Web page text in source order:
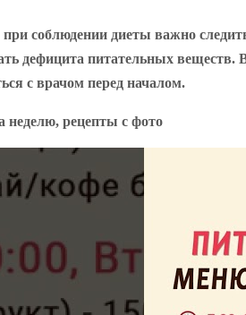
соблюдении диеты важно
дефицита питательных веществ.
с врачом перед началом.